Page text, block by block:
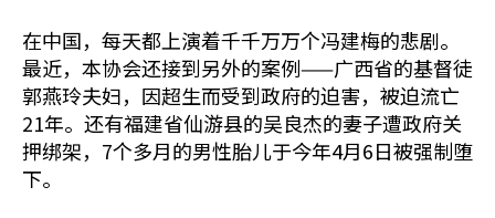
在中国，每天都上演着千千万万个冯建梅的悲剧。
最近，本协会还接到另外的案例——广西省的基督徒
郭燕玲夫妇，因超生而受到政府的迫害，被迫流亡
21年。还有福建省仙游县的吴良杰的妻子遭政府关
押绑架，7个多月的男性胎儿于今年4月6日被强制堕
下。